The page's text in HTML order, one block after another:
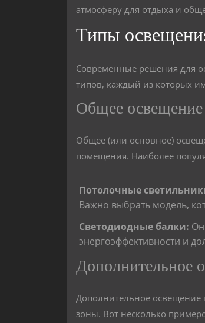
атмосферу для отдыха и
Типы
Современные решения для
типов, каждый из которых
Общее освещение
Общее (или основное)
помещения. Наиболее
Потолочные
Важно выбрать модель,
Светодиодные балки:
энергоэффективности и
Дополнительное
Дополнительное освещение
зоны. Вот несколько